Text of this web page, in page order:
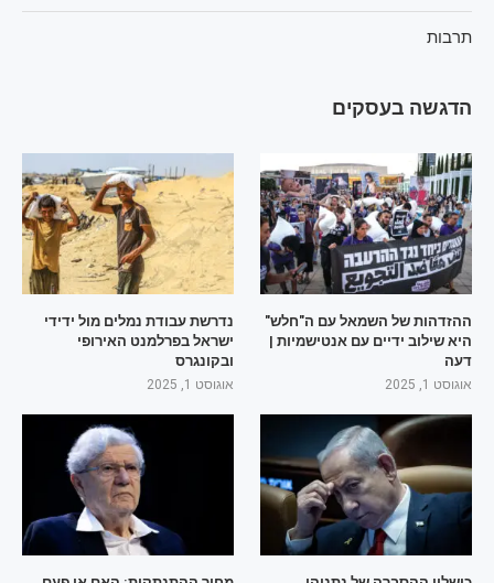
תרבות
הדגשה בעסקים
ההזדהות של השמאל עם ה"חלש"
היא שילוב ידיים עם אנטישמיות |
דעה
אוגוסט 1, 2025
נדרשת עבודת נמלים מול ידידי
ישראל בפרלמנט האירופי
ובקונגרס
אוגוסט 1, 2025